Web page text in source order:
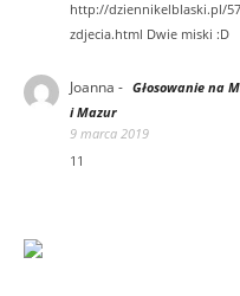
http://dziennikelblaski.pl/
zdjecia.html Dwie miski :D
Joanna - Głosowanie na
i Mazur
9 marca 2019
11